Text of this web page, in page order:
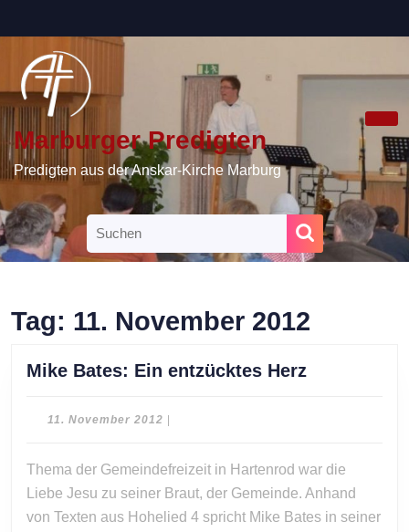
content
Marburger Predigten
Predigten aus der Anskar-Kirche Marburg
Search
for:
Tag: 11. November 2012
Mike Bates: Ein entzücktes Herz
11. November 2012 11.
Thema der Gemeindefreizeit in Hartenrod war die
Liebe Jesu zu seiner Braut, der Gemeinde. Anhand
von Texten aus Hohelied 4 spricht Mike Bates in seiner